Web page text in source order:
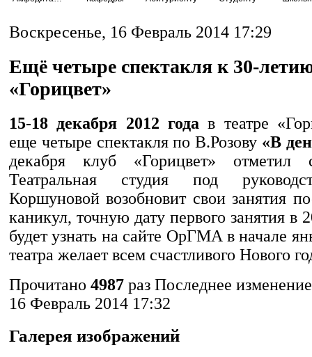
Воскресенье, 16 Февраль 2014 17:29
Ещё четыре спектакля к 30-
«Горицвет»
15-18 декабря 2012 года в театре
еще четыре спектакля по В.Розову «В
декабря клуб «Горицвет» отметил
Театральная студия под
Коршуновой возобновит свои занятия
каникул, точную дату первого занятия в
будет узнать на сайте ОрГМА в начале
театра желает всем счастливого Нового
Прочитано 4987 раз Последнее
16 Февраль 2014 17:32
Галерея изображений